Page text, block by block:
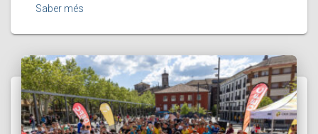
Saber més